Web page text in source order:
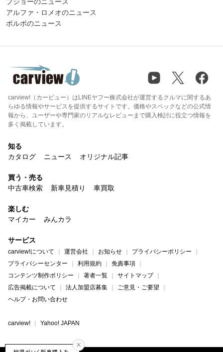
アルファ・ロメオのニュース
ボルボのニュース
carview!（カービュー）はLINEヤフー株式会社が運営するクルマに関するあ
らゆる情報やサービスを提供するサイトです。価格やスペックなどの公式情
報から、ユーザーや専門家のリアルなレビューまで購入検討に役立つ情報を
多く掲載しています。
知る
カタログ
ニュース オリジナル記事
買う・売る
中古車検索
新車見積り 車買取
楽しむ
マイカー
みんカラ
サービス
carview!について 運営会社 お知らせ
プライバシーポリシー
プライバシーセンター
利用規約
免責事項
コンテンツ制作ポリシー
著者一覧
サイトマップ
広告掲載について
法人加盟店募集
ご意見・ご要望
ヘルプ・お問い合わせ
carview! Yahoo! JAPAN